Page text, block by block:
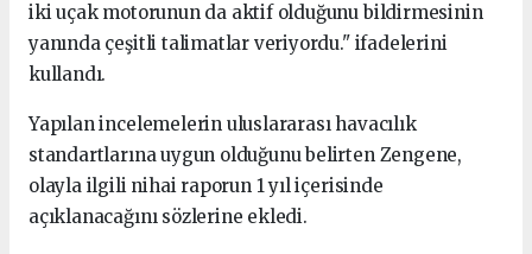
iki uçak motorunun da aktif olduğunu bildirmesinin
yanında çeşitli talimatlar veriyordu." ifadelerini
kullandı.
Yapılan incelemelerin uluslararası havacılık
standartlarına uygun olduğunu belirten Zengene,
olayla ilgili nihai raporun 1 yıl içerisinde
açıklanacağını sözlerine ekledi.